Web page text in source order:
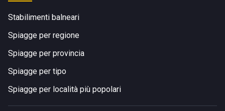
Stabilimenti balneari
Spiagge per regione
Spiagge per provincia
Spiagge per tipo
Spiagge per località più popolari